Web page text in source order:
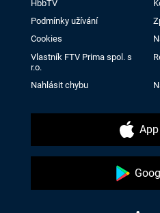
HbbTV
Podmínky užívání
Cookies
Vlastník FTV Prima spol. s
r.o.
Nahlásit chybu